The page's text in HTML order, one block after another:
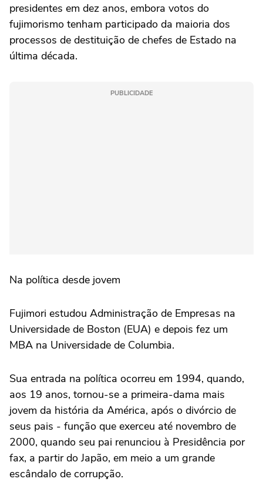
presidentes em dez anos, embora votos do
fujimorismo tenham participado da maioria dos
processos de destituição de chefes de Estado na
última década.
PUBLICIDADE
Na política desde jovem
Fujimori estudou Administração de Empresas na
Universidade de Boston (EUA) e depois fez um
MBA na Universidade de Columbia.
Sua entrada na política ocorreu em 1994, quando,
aos 19 anos, tornou-se a primeira-dama mais
jovem da história da América, após o divórcio de
seus pais - função que exerceu até novembro de
2000, quando seu pai renunciou à Presidência por
fax, a partir do Japão, em meio a um grande
escândalo de corrupção.